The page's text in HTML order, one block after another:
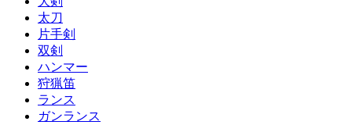
太刀
片手剣
双剣
ハンマー
狩猟笛
ランス
ガンランス